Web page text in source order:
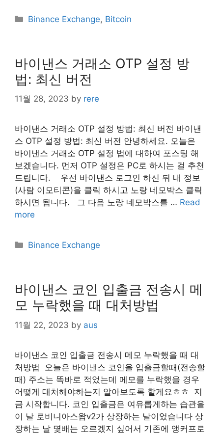
Categories
Binance Exchange, Bitcoin
바이낸스 거래소 OTP 설정 방
법: 최신 버전
11월 28, 2023 by rere
바이낸스 거래소 OTP 설정 방법: 최신 버전 바이낸
스 OTP 설정 방법: 최신 버전 안녕하세요. 오늘은
바이낸스 거래소 OTP 설정 법에 대하여 포스팅 해
보겠습니다. 먼저 OTP 설정은 PC로 하시는 걸 추천
드립니다. ​ 우선 바이낸스 로그인 하신 뒤 내 정보
(사람 이모티콘)을 클릭 하시고 노랑 네모박스 클릭
하시면 됩니다. ​ ​ 그 다음 노랑 네모박스를 … Read
more
Categories
Binance Exchange
바이낸스 코인 입출금 전송시 메
모 누락했을 때 대처방법
11월 22, 2023 by aus
​바이낸스 코인 입출금 전송시 메모 누락했을 때 대
처방법 ​ 오늘은 바이낸스 코인을 입출금할때(전송할
때) 주소는 똑바로 적었는데 메모를 누락했을 경우
어떻게 대처해야하는지 알아보도록 할게요ㅎㅎ ​ 지
금 시작합니다. 코인 입출금은 여유롭게하는 습관을
이 날 로비니아스왑v2가 상장하는 날이었습니다 상
장하는 날 몇배는 오르겠지 싶어서 기존에 앵커프로